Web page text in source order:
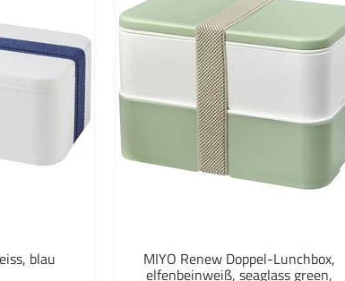
blau MIYO Renew Doppel-Lunchbox,
elfenbeinweiß, seaglass green,